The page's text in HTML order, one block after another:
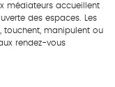
médiateurs accueillent
des espaces. Les
touchent, manipulent ou
rendez-vous